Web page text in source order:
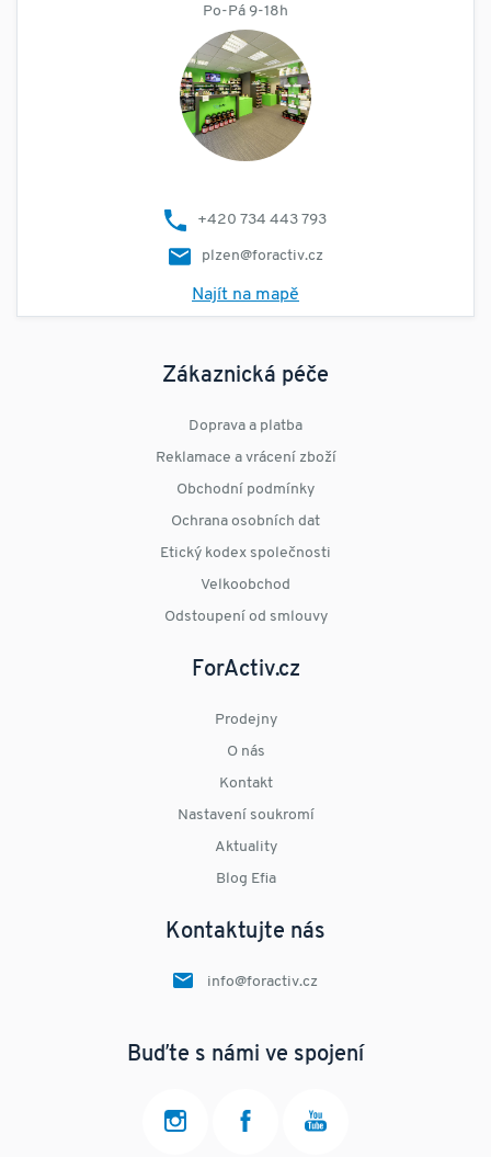
Po-Pá 9-18h
+420 734 443 793
plzen@foractiv.cz
Najít na mapě
Zákaznická péče
Doprava a platba
Reklamace a vrácení zboží
Obchodní podmínky
Ochrana osobních dat
Etický kodex společnosti
Velkoobchod
Odstoupení od smlouvy
ForActiv.cz
Prodejny
O nás
Kontakt
Nastavení soukromí
Aktuality
Blog Efia
Kontaktujte nás
info@foractiv.cz
Buďte s námi ve spojení